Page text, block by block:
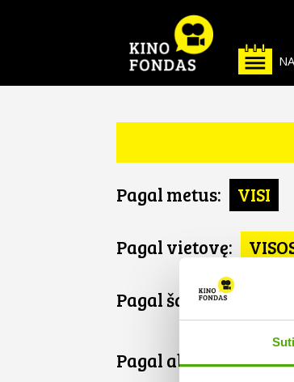
Pagal metus: VISI
Pagal vietovę:
Pagal šalį: VISOS
Pagal abėcėlę: